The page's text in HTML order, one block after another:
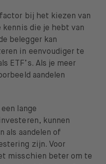
bij het kiezen van
kennis die je hebt van
belegger kan
in eenvoudiger te
ETF’s. Als je meer
aandelen
lange
kunnen
als aandelen of
zijn. Voor
misschien beter om te